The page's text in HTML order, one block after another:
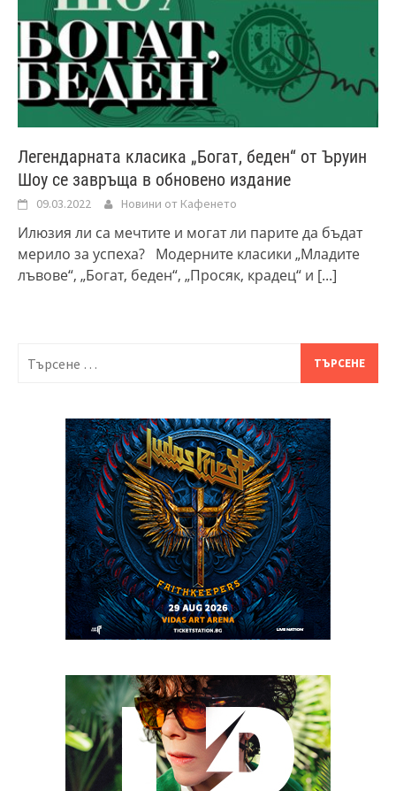
Легендарната класика „Богат, беден“ от Ъруин
Шоу се завръща в обновено издание
09.03.2022 Новини от Кафенето
Илюзия ли са мечтите и могат ли парите да бъдат
мерило за успеха? Модерните класики „Младите
лъвове“, „Богат, беден“, „Просяк, крадец“ и [...]
за: